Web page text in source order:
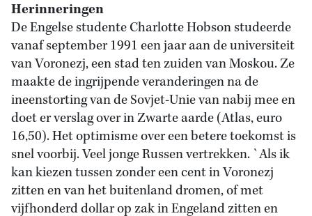
Herinneringen
De Engelse studente Charlotte Hobson studeerde
vanaf september 1991 een jaar aan de universiteit
van Voronezj, een stad ten zuiden van Moskou. Ze
maakte de ingrijpende veranderingen na de
ineenstorting van de Sovjet-Unie van nabij mee en
doet er verslag over in Zwarte aarde (Atlas, euro
16,50). Het optimisme over een betere toekomst is
snel voorbij. Veel jonge Russen vertrekken. `Als ik
kan kiezen tussen zonder een cent in Voronezj
zitten en van het buitenland dromen, of met
vijfhonderd dollar op zak in Engeland zitten en